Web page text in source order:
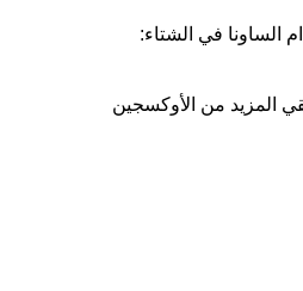
الساونا في الشتاء:
المزيد من الأوكسجين